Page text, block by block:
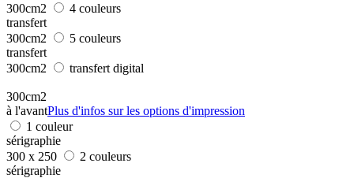
300cm2
4 couleurs
transfert
300cm2
5 couleurs
transfert
300cm2
transfert digital
300cm2
à l'avantPlus d'infos sur les options d'impression
1 couleur
sérigraphie
300 x 250
2 couleurs
sérigraphie